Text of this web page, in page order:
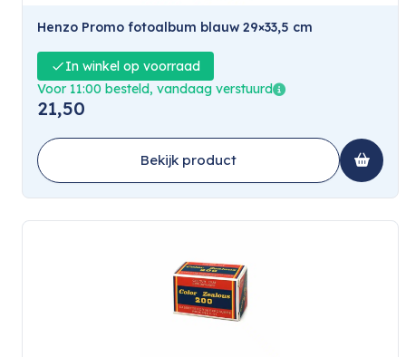
Henzo Promo fotoalbum blauw 29×33,5 cm
In winkel op voorraad
Voor 11:00 besteld, vandaag verstuurd
21,50
Bekijk product